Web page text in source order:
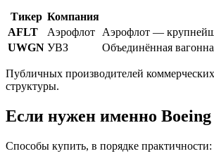
Тикер Компания
AFLT
Аэрофлот
Аэрофлот —
UWGN УВЗ Объединённая
Публичных производителей
структуры.
Если нужен именно Boeing
Способы купить, в порядке практичности: